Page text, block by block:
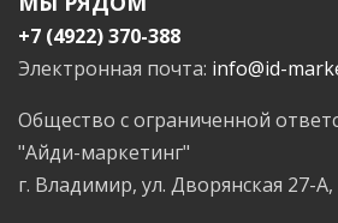
+7 (4922) 370-388
Электронная почта: info@id-
Общество с ограниченной
"Айди-маркетинг"
г. Владимир, ул. Дворянская 27-